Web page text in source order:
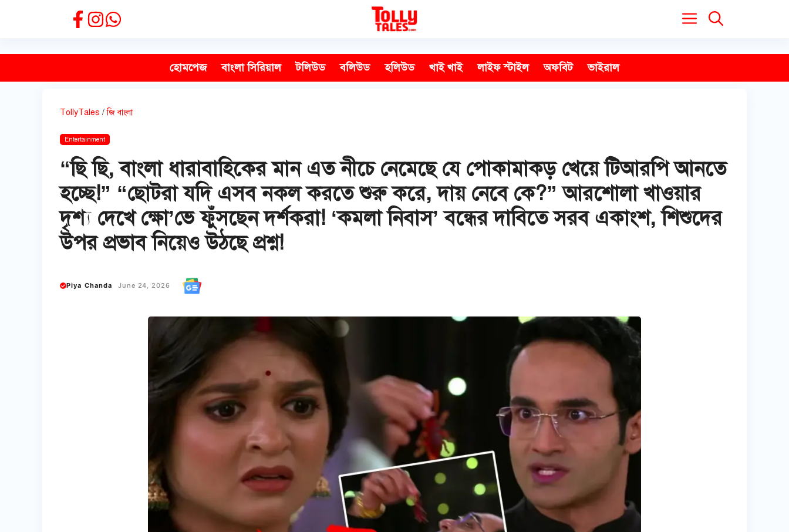
হোমপেজ বাংলা সিরিয়াল টলিউড বলিউড হলিউড খাই খাই লাইফ স্টাইল অফবিট ভাইরাল
TollyTales /জি বাংলা
Entertainment
“ছি ছি, বাংলা ধারাবাহিকের মান এত নীচে নেমেছে যে পোকামাকড় খেয়ে টিআরপি আনতে
হচ্ছে!” “ছোটরা যদি এসব নকল করতে শুরু করে, দায় নেবে কে?” আরশোলা খাওয়ার
দৃশ্য দেখে ক্ষো’ভে ফুঁসছেন দর্শকরা! ‘কমলা নিবাস’ বন্ধের দাবিতে সরব একাংশ, শিশুদের
উপর প্রভাব নিয়েও উঠছে প্রশ্ন!
Piya Chanda June 24, 2026